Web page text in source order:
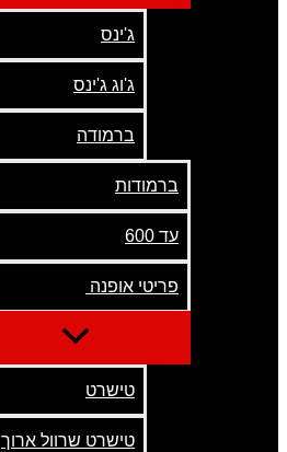
ג'ינס
ג'וג ג'ינס
ברמודה
ברמודות
עד 600
פריטי אופנה
טישרט
טישרט שרוול ארוך